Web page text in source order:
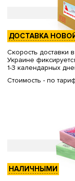
ДОСТАВКА
Скорость доставки
Украине
1-3 календарных
Стоимость - по
НАЛИЧНЫМИ